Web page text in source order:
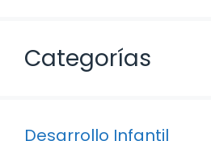
Categorías
Desarrollo Infantil